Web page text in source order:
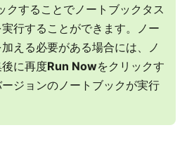
クすることでノートブックタス
行することができます。ノー
える必要がある場合には、ノ
に再度Run Nowをクリックす
ジョンのノートブックが実行